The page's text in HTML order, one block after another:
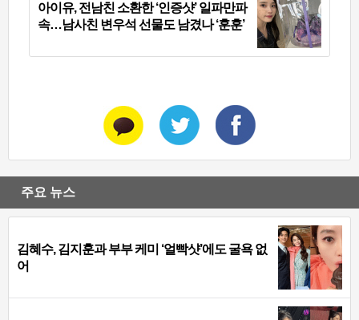
아이유, 전남친 소환한 ‘인증샷’ 일파만파
속…남사친 변우석 선물도 남겼나 ‘훈훈’
주요 뉴스
김혜수, 김지훈과 부부 케미 ‘얼빡샷’에도 굴욕 없
어